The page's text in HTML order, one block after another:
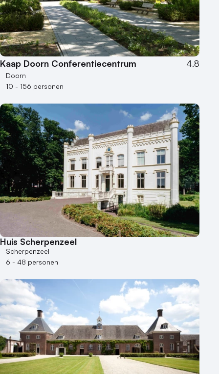
Kaap Doorn Conferentiecentrum 4.8
Doorn
10 - 156 personen
Huis Scherpenzeel
Scherpenzeel
6 - 48 personen